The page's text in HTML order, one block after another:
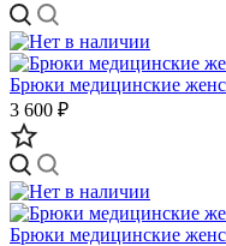
Брюки медицинские
3 600 ₽
Брюки медицинские